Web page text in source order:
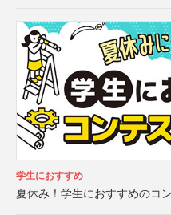
学生におすすめ
夏休み！学生におすすめのコ